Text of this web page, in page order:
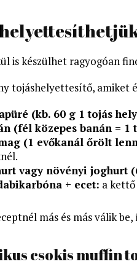
is készülhet ragyogóan
tojáshelyettesítő, amiket
(kb. 60 g 1 tojás
(fél közepes banán = 1
(1 evőkanál őrölt
vagy növényi joghurt
+ ecet: a kettő
más és más válik
csokis muffin